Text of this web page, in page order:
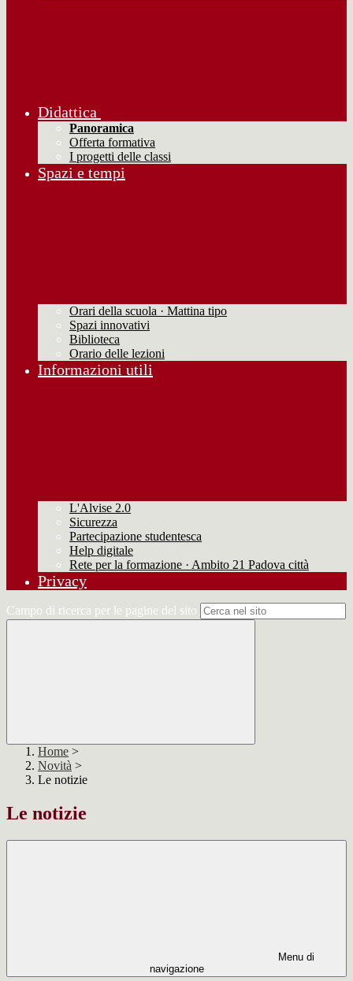
Didattica
Panoramica
Offerta formativa
I progetti delle classi
Spazi e tempi
Orari della scuola · Mattina tipo
Spazi innovativi
Biblioteca
Orario delle lezioni
Informazioni utili
L'Alvise 2.0
Sicurezza
Partecipazione studentesca
Help digitale
Rete per la formazione · Ambito 21 Padova città
Privacy
Campo di ricerca per le pagine del sito
Home >
Novità >
Le notizie
Le notizie
Menu di
navigazione